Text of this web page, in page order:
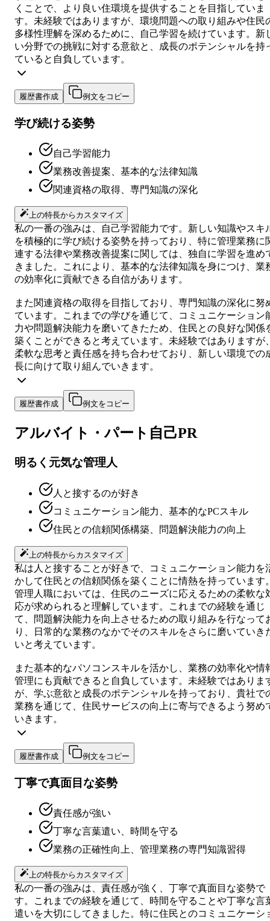
くことで、より良い住環境を提供することを目指していま
す。未経験ではありますが、環境問題への取り組みや住民
多様性理解を深めるために、自己学習を続けています。新
い分野での挑戦に対する意欲と、成長のポテンシャルを持
ていると自負しています。
履歴書作成 例文をコピー
学び続ける姿勢
自己学習能力
業務改善提案、基本的な法律知識
関連資格の取得、専門知識の深化
上の特長からカスタマイズ
私の一番の強みは、自己学習能力です。新しい知識やスキ
を積極的に学び続ける姿勢を持っており、特に管理業務に
連する法律や業務改善提案に関しては、独自に学習を進め
きました。これにより、基本的な法律知識を身につけ、業
の効率化に貢献できる自信があります。
また関連資格の取得を目指しており、専門知識の深化に努
ています。これまでの学びを通じて、コミュニケーション
力や問題解決能力を磨いてきたため、住民との良好な関係
築くことができると考えています。未経験ではありますが
柔軟な思考と責任感を持ち合わせており、新しい環境での
長に向けて取り組んでいきます。
履歴書作成 例文をコピー
アルバイト・パート 自己PR
明るく元気な管理人
人と接するのが好き
コミュニケーション能力、基本的なPCスキル
住民との信頼関係構築、問題解決能力の向上
上の特長からカスタマイズ
私は人と接することが好きで、コミュニケーション能力を
かして住民との信頼関係を築くことに情熱を持っています
管理人職においては、住民のニーズに応えるための柔軟な
応が求められると理解しています。これまでの経験を通じ
て、問題解決能力を向上させるための取り組みを行なって
り、日常的な業務のなかでそのスキルをさらに磨いていき
いと考えています。
また基本的なパソコンスキルを活かし、業務の効率化や情
管理にも貢献できると自負しています。未経験ではありま
が、学ぶ意欲と成長のポテンシャルを持っており、貴社で
業務を通じて、住民サービスの向上に寄与できるよう努め
いきます。
履歴書作成 例文をコピー
丁寧で真面目な姿勢
責任感が強い
丁寧な言葉遣い、時間を守る
業務の正確性向上、管理業務の専門知識習得
上の特長からカスタマイズ
私の一番の強みは、責任感が強く、丁寧で真面目な姿勢で
す。これまでの経験を通じて、時間を守ることや丁寧な言
遣いを大切にしてきました。特に住民とのコミュニケーシ